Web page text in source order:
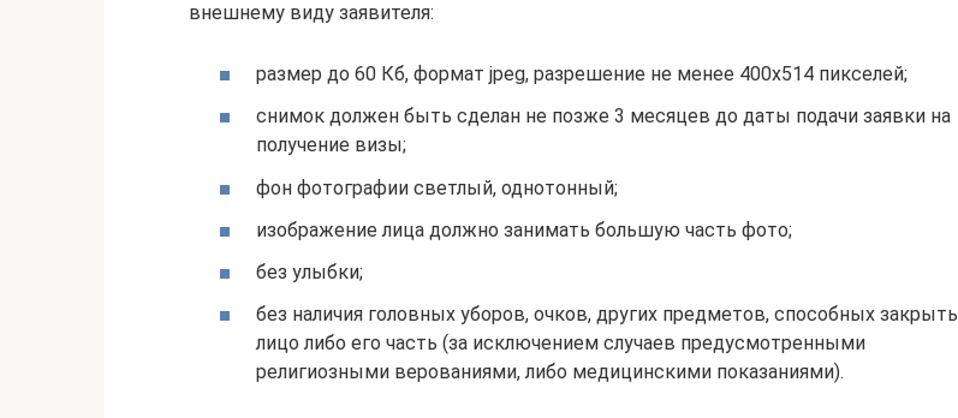
внешнему виду заявителя:
размер до 60 Кб, формат jpeg, разрешение не менее 400х514 пикселей;
снимок должен быть сделан не позже 3 месяцев до даты подачи заявки на
получение визы;
фон фотографии светлый, однотонный;
изображение лица должно занимать большую часть фото;
без улыбки;
без наличия головных уборов, очков, других предметов, способных закрыть
лицо либо его часть (за исключением случаев предусмотренными
религиозными верованиями, либо медицинскими показаниями).